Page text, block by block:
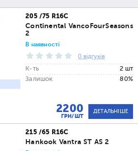
Всі Всі
Всі
ПІДІБРАТИ
205 /75 R16C
Continental VancoFourSeasons
2
В наявності
0 відгуків
К-ть
2 шт
Залишок
80%
2200
ГРН/ШТ
ДЕТАЛЬНІШЕ
215 /65 R16C
Hankook Vantra ST AS 2